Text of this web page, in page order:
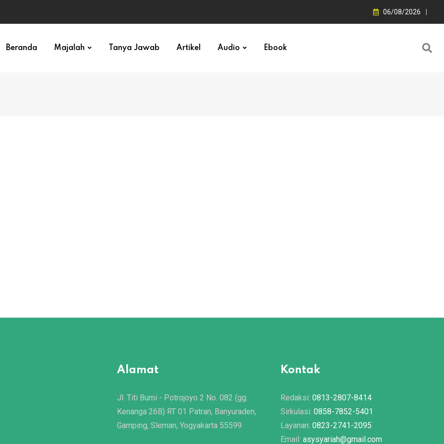
06/08/2026
Beranda Majalah Tanya Jawab Artikel Audio Ebook
Alamat
Jl. Titi Bumi - Potrojoyo 2 No. 082 (gg.
Kenanga 26B) RT 01 Patran, Banyuraden,
Gamping, Sleman, Yogyakarta 55599
Kontak
Redaksi: 0813-2807-8414
Sirkulasi: 0858-7852-5401
Layanan: 0823-2741-2095
Email: asysyariah@gmail.com